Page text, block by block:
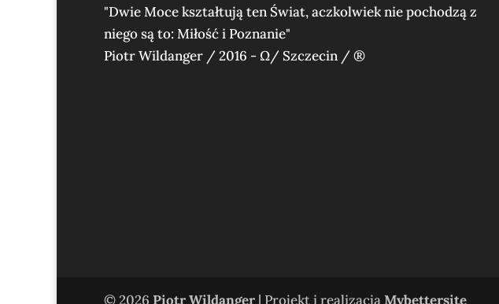
"Dwie Moce kształtują ten Świat, aczkolwiek nie pochodzą z
niego są to: Miłość i Poznanie"
Piotr Wildanger / 2016 - Ω/ Szczecin / ®
© 2026 Piotr Wildanger | Projekt i realizacja Mybettersite